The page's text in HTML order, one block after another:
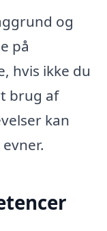
og
på
hvis ikke du
brug af
kan